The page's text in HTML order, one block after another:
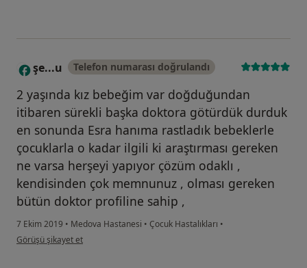
Ş şe...u Telefon numarası doğrulandı
2 yaşında kız bebeğim var doğduğundan
itibaren sürekli başka doktora götürdük durduk
en sonunda Esra hanıma rastladık bebeklerle
çocuklarla o kadar ilgili ki araştırması gereken
ne varsa herşeyi yapıyor çözüm odaklı ,
kendisinden çok memnunuz , olması gereken
bütün doktor profiline sahip ,
7 Ekim 2019 • Medova Hastanesi • Çocuk Hastalıkları •
kullanıcının görüşüne göre şe...u
Görüşü şikayet et